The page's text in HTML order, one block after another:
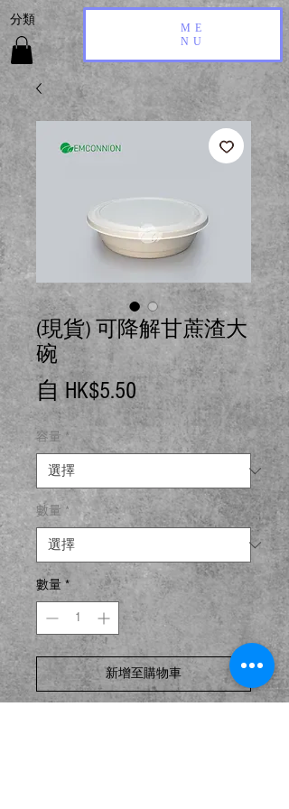
​分類
ME
NU
(現貨) 可降解甘蔗渣大
碗
自HK$5.50促
銷
價
格
容量 *
數量 *
數量 *
新增至購物車